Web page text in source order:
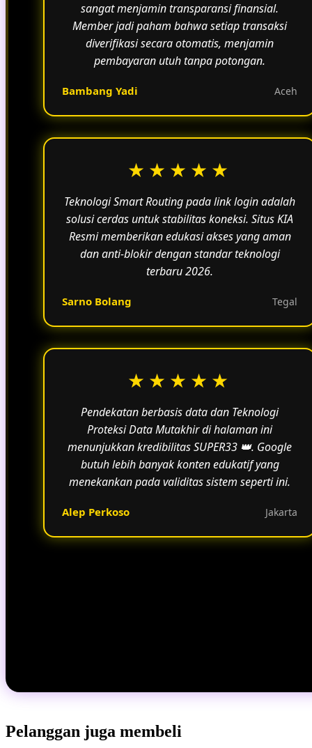
sangat menjamin transparansi finansial.
Member jadi paham bahwa setiap transaksi
diverifikasi secara otomatis, menjamin
pembayaran utuh tanpa potongan.
Bambang Yadi Aceh
★★★★★
Teknologi Smart Routing pada link login adalah
solusi cerdas untuk stabilitas koneksi. Situs KIA
Resmi memberikan edukasi akses yang aman
dan anti-blokir dengan standar teknologi
terbaru 2026.
Sarno Bolang Tegal
★★★★★
Pendekatan berbasis data dan Teknologi
Proteksi Data Mutakhir di halaman ini
menunjukkan kredibilitas SUPER33 👑. Google
butuh lebih banyak konten edukatif yang
menekankan pada validitas sistem seperti ini.
Alep Perkoso Jakarta
Pelanggan juga membeli